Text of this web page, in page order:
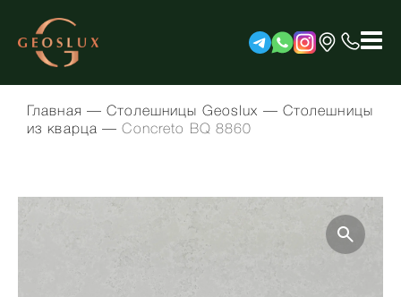
Главная —Столешницы Geoslux — Столешницы
из кварца —Concreto BQ 8860